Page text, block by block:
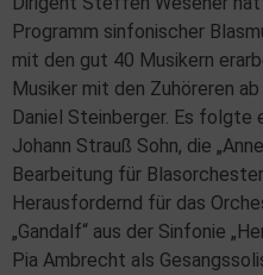
Programm sinfonischer
mit den gut 40 Musikern
Musiker mit den Zuhöreren
Daniel Steinberger. Es folgte
Johann Strauß Sohn, die
Bearbeitung für
Herausfordernd für das
„Gandalf“ aus der Sinfonie
Pia Ambrecht als